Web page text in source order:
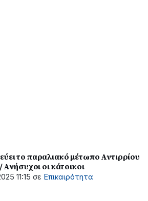
το παραλιακό μέτωπο Αντιρρίου
Ανήσυχοι οι κάτοικοι
11:15 σε Επικαιρότητα